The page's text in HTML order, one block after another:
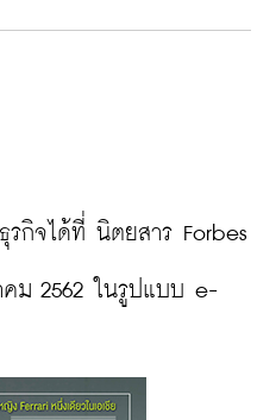
รกิจได้ที่ นิตยสาร Forbes
ม 2562 ในรูปแบบ e-